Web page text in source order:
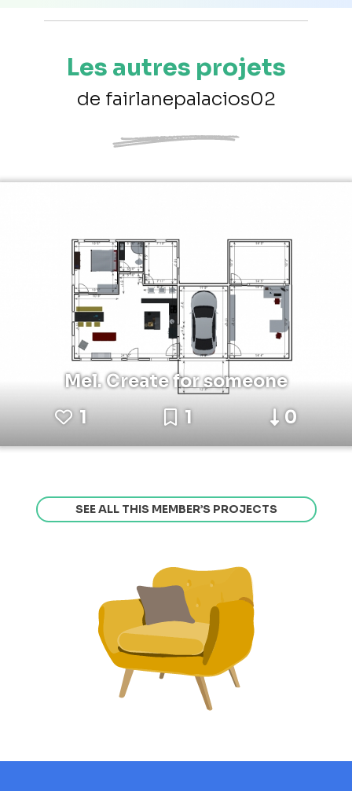
Les autres projets
de fairlanepalacios02
Mel. Create for someone
1
1 0
SEE ALL THIS MEMBER’S PROJECTS